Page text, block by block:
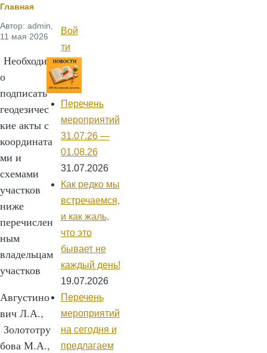
Строка
навигации
Главная
Автор: admin
11 мая 2026
Необходим
о
подписать
геодезичес
кие акты с
координата
ми и
схемами
участков
ниже
перечислен
ным
владельцам
участков
Августино
вич Л.А.,
Золототру
бова М.А.,
Меню
учётной
записи
пользователя
Вой
ти
Перечень
мероприятий
31.07.26 —
01.08.26
31.07.2026
Как редко мы
встречаемся,
и как жаль,
что это
бывает не
каждый день!
19.07.2026
Перечень
мероприятий
на сегодня и
предлагаем